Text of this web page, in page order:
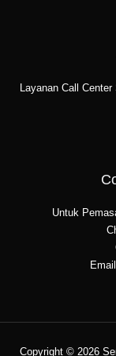
Layanan Call
Untuk
Copyright © 2026